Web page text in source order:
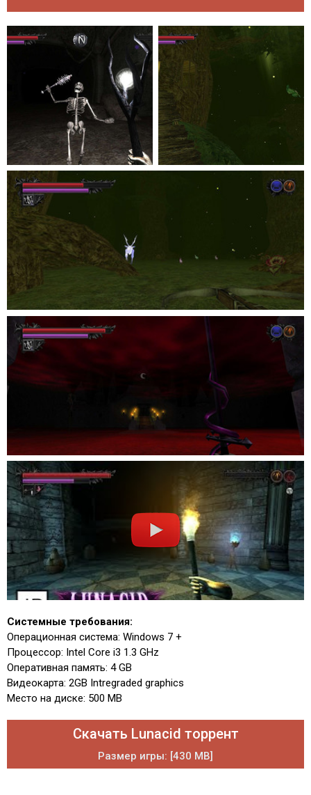
Системные требования:
Операционная система: Windows 7 +
Процессор: Intel Core i3 1.3 GHz
Оперативная память: 4 GB
Видеокарта: 2GB Intregraded graphics
Место на диске: 500 MB
Скачать Lunacid торрент
Размер игры: [430 MB]